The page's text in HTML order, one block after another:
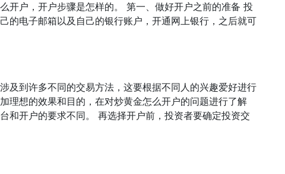
开户，开户步骤是怎样的。 第一、做好开户之前的准备 投
的电子邮箱以及自己的银行账户，开通网上银行，之后就可
及到许多不同的交易方法，这要根据不同人的兴趣爱好进行
理想的效果和目的，在对炒黄金怎么开户的问题进行了解
和开户的要求不同。 再选择开户前，投资者要确定投资交